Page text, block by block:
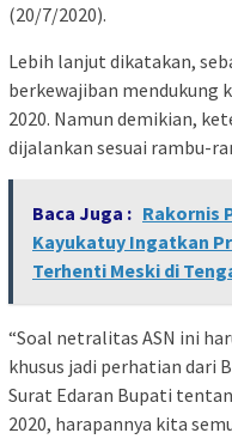
(20/7/2020).
Lebih lanjut dikatakan,
berkewajiban mendukung
2020. Namun demikian,
dijalankan sesuai rambu-
Baca Juga : Rakornis
Kayukatuy Ingatkan
Terhenti Meski di
“Soal netralitas ASN ini
khusus jadi perhatian dari
Surat Edaran Bupati
2020, harapannya kita